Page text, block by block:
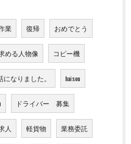
業 復帰 おめでとう
める人物像 コピー機
なりました。 haisou
ドライバー 募集
人 軽貨物 業務委託